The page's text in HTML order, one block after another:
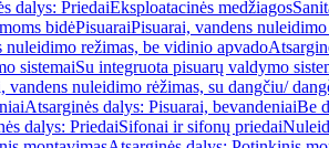
dalys: PriedaiEksploatacinės medžiagos
bidėPisuaraiPisuarai, vandens
nuleidimo režimas, be vidinio apvado
sistemaiSu integruota pisuarų valdymo
vandens nuleidimo rėžimas, su dangčiu/
Atsarginės dalys: Pisuarai, bevandeniaiBe
dalys: PriedaiSifonai ir sifonų priedai